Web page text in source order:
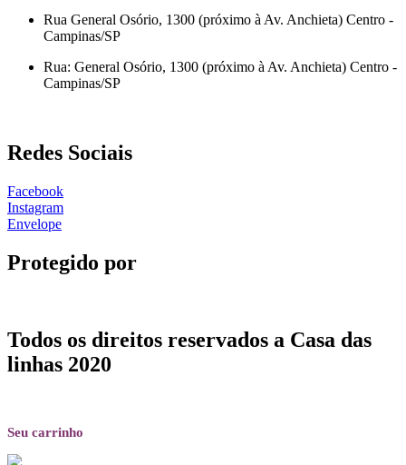
Rua General Osório, 1300 (próximo à Av. Anchieta) Centro -
Campinas/SP
Rua: General Osório, 1300 (próximo à Av. Anchieta) Centro -
Campinas/SP
Redes Sociais
Facebook
Instagram
Envelope
Protegido por
Todos os direitos reservados a Casa das
linhas 2020
Seu carrinho